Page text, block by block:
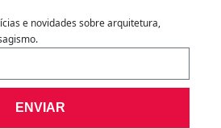
e novidades sobre arquitetura,
ENVIAR